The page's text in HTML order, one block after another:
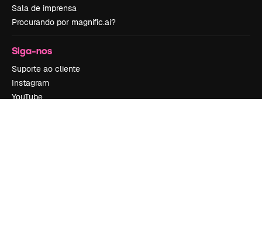
Sala de imprensa
Procurando por magnific.ai?
Siga-nos
Suporte ao cliente
Instagram
YouTube